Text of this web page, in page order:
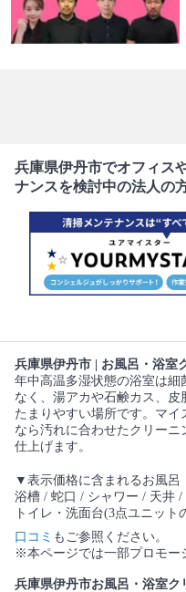
兵庫県伊丹市でオフィス
ナンスを検討中の法人の
兵庫県伊丹市 | お風呂・浴室
年中高温多湿状態の浴室は
なく、湯アカや石鹸カス、
たまりやすい場所です。マ
なら汚れに合わせたクリー
仕上げます。
▼表示価格に含まれるお風呂
浴槽 / 蛇口 / シャワー / 天井
トイレ・洗面台(3点ユニッ
口コミ もご参照ください。
※本ページでは一部プロモー
兵庫県伊丹市お風呂・浴室ク